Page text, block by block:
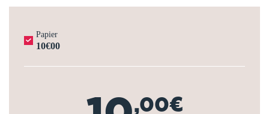
Papier
10€00
,00€